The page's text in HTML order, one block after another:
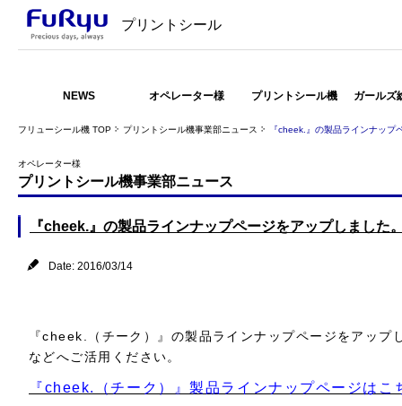
プリントシール
NEWS オペレーター様 プリントシール機 ガールズ
フリューシール機 TOP プリントシール機事業部ニュース 『cheek.』の製品ラインナップ
オペレーター様
プリントシール機事業部ニュース
『cheek.』の製品ラインナップページをアップしました
Date: 2016/03/14
『cheek.（チーク）』の製品ラインナップページをアップ
などへご活用ください。
『cheek.（チーク）』製品ラインナップページは